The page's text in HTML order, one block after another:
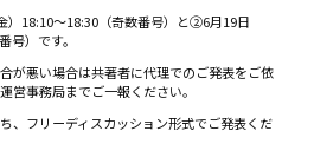
18:10～18:30（奇数番号）と②6月19日
号）です。
が悪い場合は共著者に代理でのご発表をご依
営事務局までご一報ください。
、フリーディスカッション形式でご発表くだ